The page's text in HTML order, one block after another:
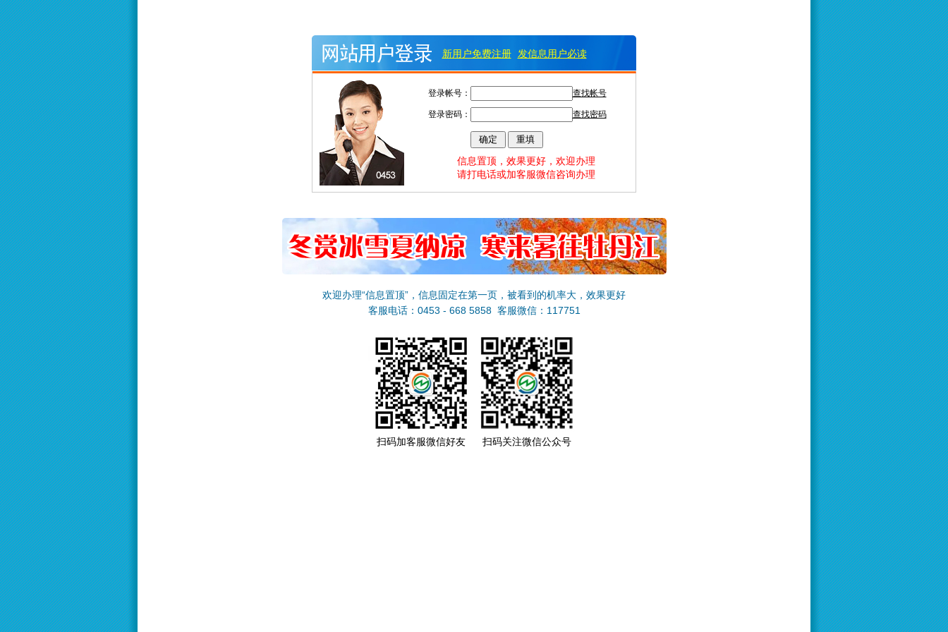
新用户免费注册 发信息用户必读
登录帐号： 查找帐号
登录密码： 查找密码
信息置顶，效果更好，欢迎办理
请打电话或加客服微信咨询办理
欢迎办理“信息置顶”，信息固定在第一页，被看到的机率大，效果更好
客服电话：0453 - 668 5858 客服微信：117751
扫码加客服微信好友 扫码关注微信公众号